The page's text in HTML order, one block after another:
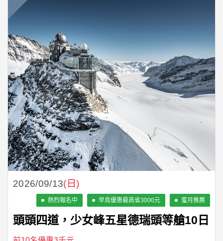
2026/09/13(日)
熱烈報名中 早鳥優惠最高省3000元 蜜月推薦
頭頭四道，少女峰五星德瑞頭等艙10日